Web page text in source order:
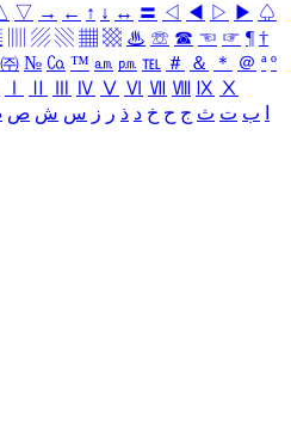
▽ → ← ↑ ↓ ↔ 〓 ◁ ◀ ▷ ▶ ♤
▨ ▧ ▦ ▩ ♨ ☏ ☎ ☜ ☞ ¶ †
㈜ № ㏇ ™ ㏂ ㏘ ℡ ＃ ＆ ＊ ＠ ª º
Ⅳ Ⅴ Ⅵ Ⅶ Ⅷ Ⅸ Ⅹ
ب ت ث ج ح خ د ذ ر ز س ش ص